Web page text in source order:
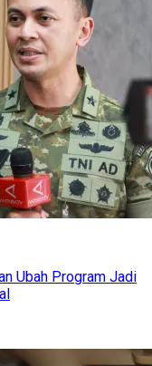
Ubah Program Jadi